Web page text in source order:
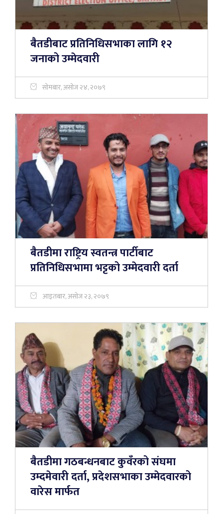
बैतडीबाट प्रतिनिधिसभाका लागि १२
जनाको उम्मेदवारी
सोमबार, असोज २४, २०७९
बैतडीमा राष्ट्रिय स्वतन्त्र पार्टीबाट
प्रतिनिधिसभामा भट्टको उम्मेदवारी दर्ता
आइतबार, असोज २३, २०७९
बैतडीमा गठबन्धनबाट कुवँरको संघमा
उम्दमेवारी दर्ता, प्रदेशसभाका उम्मेदवारको
वारेस मार्फत